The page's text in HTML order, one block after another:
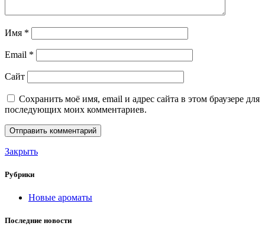
Имя *
Email *
Сайт
Сохранить моё имя, email и адрес сайта в этом браузере для
последующих моих комментариев.
Закрыть
Рубрики
Новые ароматы
Последние новости